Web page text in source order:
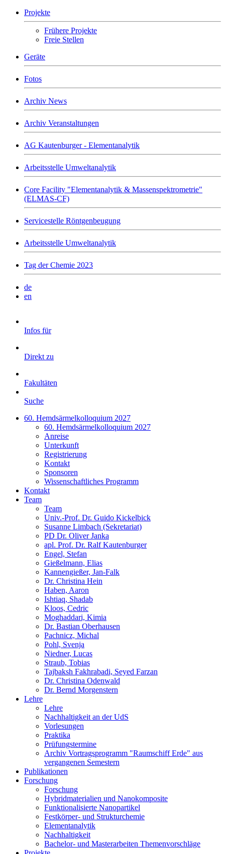
Projekte
Frühere Projekte
Freie Stellen
Geräte
Fotos
Archiv News
Archiv Veranstaltungen
AG Kautenburger - Elementanalytik
Arbeitsstelle Umweltanalytik
Core Facility "Elementanalytik & Massenspektrometrie"
(ELMAS-CF)
Servicestelle Röntgenbeugung
Arbeitsstelle Umweltanalytik
Tag der Chemie 2023
de
en
Infos für
Direkt zu
Fakultäten
Suche
60. Hemdsärmelkolloquium 2027
60. Hemdsärmelkolloquium 2027
Anreise
Unterkunft
Registrierung
Kontakt
Sponsoren
Wissenschaftliches Programm
Kontakt
Team
Team
Univ.-Prof. Dr. Guido Kickelbick
Susanne Limbach (Sekretariat)
PD Dr. Oliver Janka
apl. Prof. Dr. Ralf Kautenburger
Engel, Stefan
Gießelmann, Elias
Kannengießer, Jan-Falk
Dr. Christina Hein
Haben, Aaron
Ishtiaq, Shadab
Kloos, Cedric
Moghaddari, Kimia
Dr. Bastian Oberhausen
Pachnicz, Michal
Pohl, Svenja
Niedner, Lucas
Straub, Tobias
Tajbaksh Fakhrabadi, Seyed Farzan
Dr. Christina Odenwald
Dr. Bernd Morgenstern
Lehre
Lehre
Nachhaltigkeit an der UdS
Vorlesungen
Praktika
Prüfungstermine
Archiv Vortragsprogramm "Raumschiff Erde" aus
vergangenen Semestern
Publikationen
Forschung
Forschung
Hybridmaterialien und Nanokomposite
Funktionalisierte Nanopartikel
Festkörper- und Strukturchemie
Elementanalytik
Nachhaltigkeit
Bachelor- und Masterarbeiten Themenvorschläge